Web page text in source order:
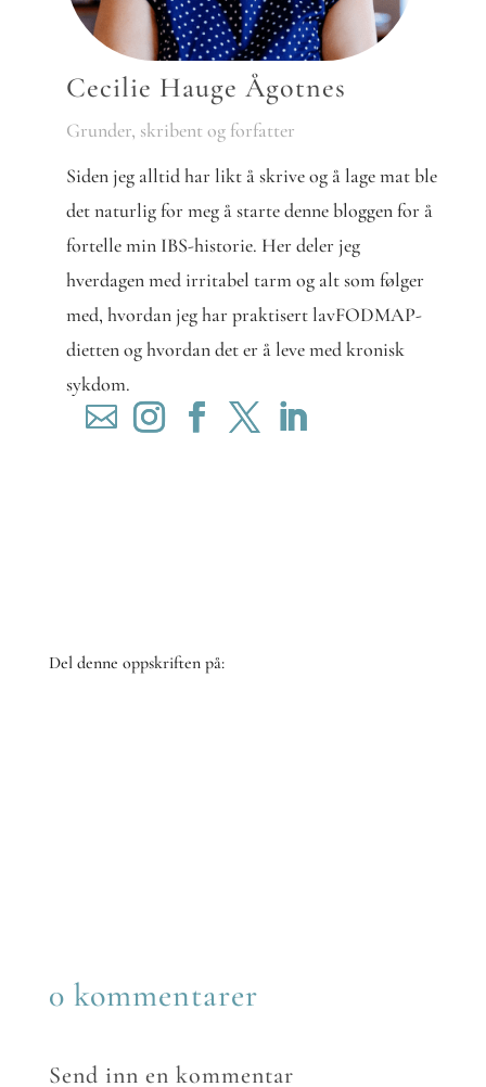
Cecilie Hauge Ågotnes
Grunder, skribent og forfatter
Siden jeg alltid har likt å skrive og å lage mat ble
det naturlig for meg å starte denne bloggen for å
fortelle min IBS-historie. Her deler jeg
hverdagen med irritabel tarm og alt som følger
med, hvordan jeg har praktisert lavFODMAP-
dietten og hvordan det er å leve med kronisk
sykdom.
Del denne oppskriften på:
0 kommentarer
Send inn en kommentar